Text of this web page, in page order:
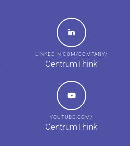
LINKEDIN.COM/COMPANY/
CentrumThink
YOUTUBE.COM/
CentrumThink